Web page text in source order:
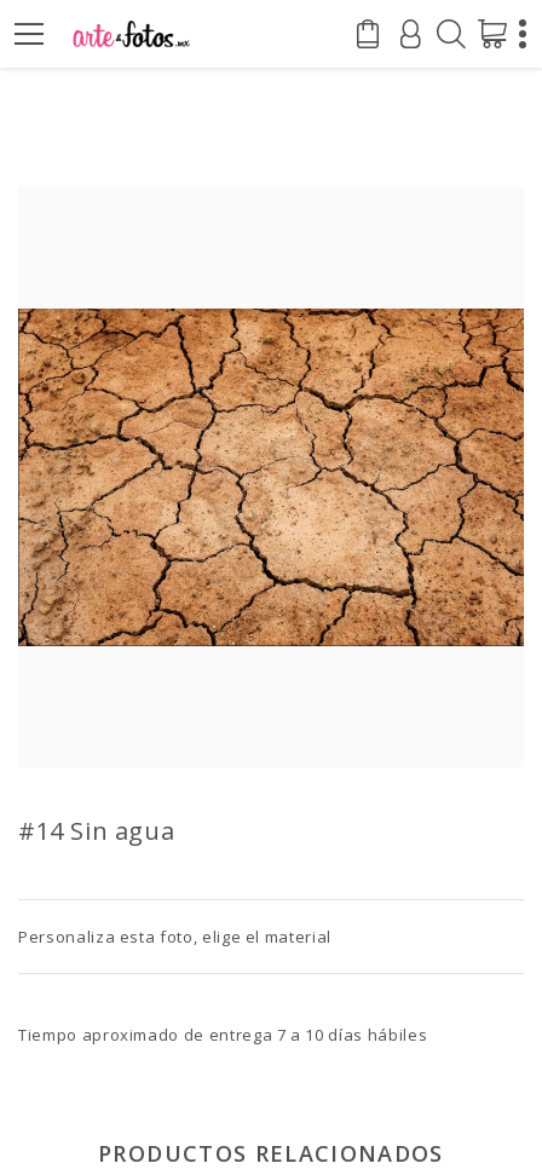
#14 Sin agua
Personaliza esta foto, elige el material
Tiempo aproximado de entrega 7 a 10 días hábiles
PRODUCTOS RELACIONADOS